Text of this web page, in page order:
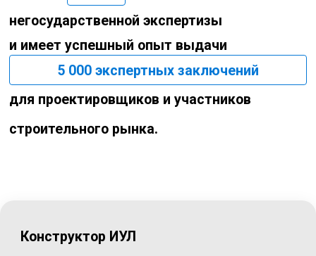
негосударственной экспертизы
и имеет успешный опыт выдачи
5 000 экспертных заключений
для проектировщиков и участников
строительного рынка.
Конструктор ИУЛ